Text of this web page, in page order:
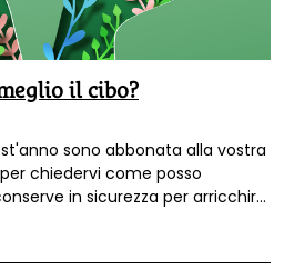
il cibo?
sono abbonata alla vostra
chiedervi come posso
in sicurezza per arricchire